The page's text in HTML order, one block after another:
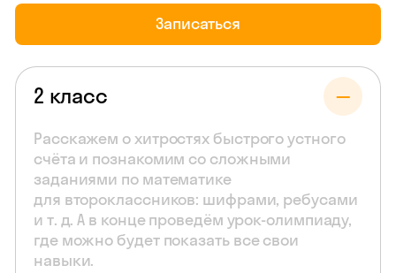
Записаться
2 класс
Расскажем о хитростях быстрого устного
счёта и познакомим со сложными
заданиями по математике
для второклассников: шифрами, ребусами
и т. д. А в конце проведём урок-олимпиаду,
где можно будет показать все свои
навыки.